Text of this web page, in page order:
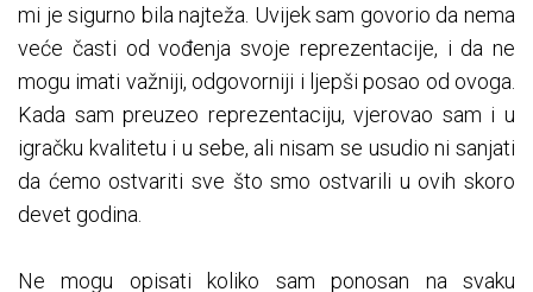
mi je sigurno bila najteža. Uvijek sam govorio da nema
veće časti od vođenja svoje reprezentacije, i da ne
mogu imati važniji, odgovorniji i ljepši posao od ovoga.
Kada sam preuzeo reprezentaciju, vjerovao sam i u
igračku kvalitetu i u sebe, ali nisam se usudio ni sanjati
da ćemo ostvariti sve što smo ostvarili u ovih skoro
devet godina.
Ne mogu opisati koliko sam ponosan na svaku